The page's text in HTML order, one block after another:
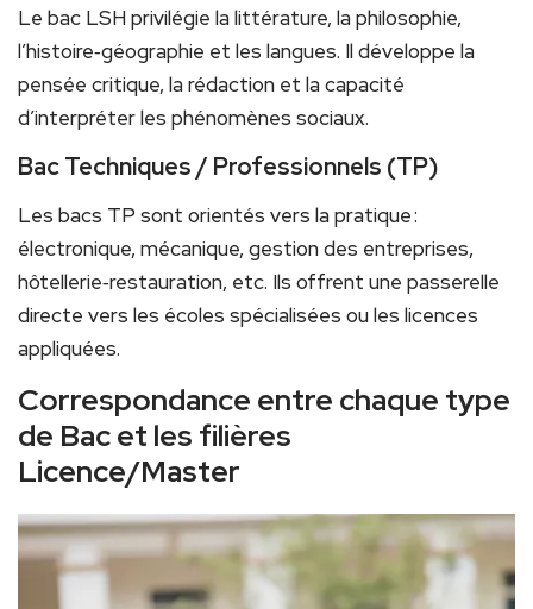
Le bac LSH privilégie la littérature, la philosophie,
l’histoire‑géographie et les langues. Il développe la
pensée critique, la rédaction et la capacité
d’interpréter les phénomènes sociaux.
Bac Techniques / Professionnels (TP)
Les bacs TP sont orientés vers la pratique :
électronique, mécanique, gestion des entreprises,
hôtellerie‑restauration, etc. Ils offrent une passerelle
directe vers les écoles spécialisées ou les licences
appliquées.
Correspondance entre chaque type
de Bac et les filières
Licence/Master